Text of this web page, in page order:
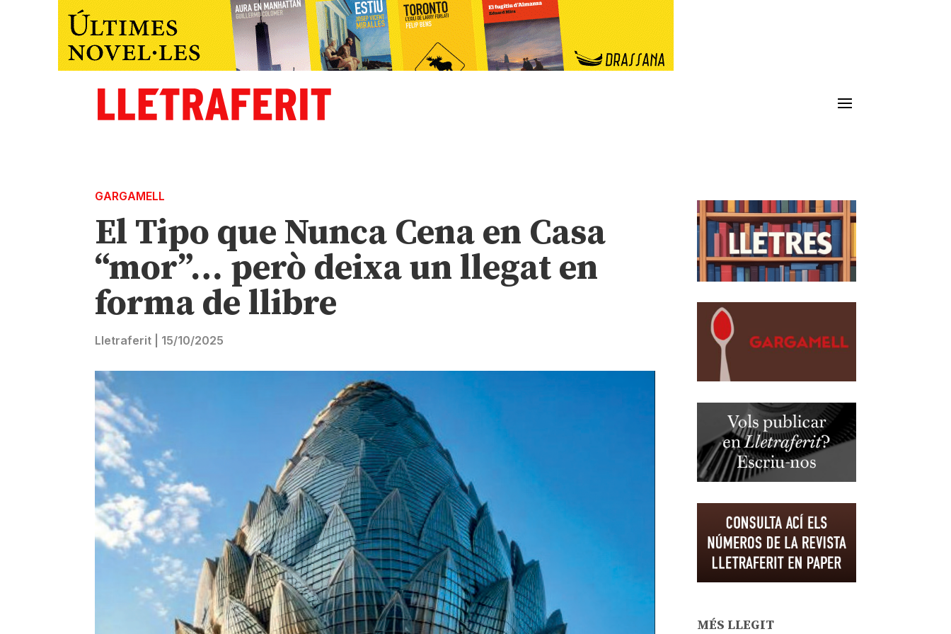
GARGAMELL
El Tipo que Nunca Cena en Casa
“mor”… però deixa un llegat en
forma de llibre
Lletraferit 15/10/2025
MÉS LLEGIT